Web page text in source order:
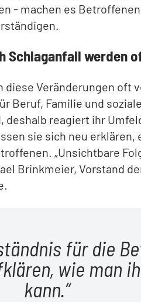
- machen es
Schlaganfall werden
diese Veränderungen oft
Beruf, Familie und
deshalb reagiert ihr
sie sich neu erklären,
„Unsichtbare
Brinkmeier, Vorstand
für die
wie man
kann.